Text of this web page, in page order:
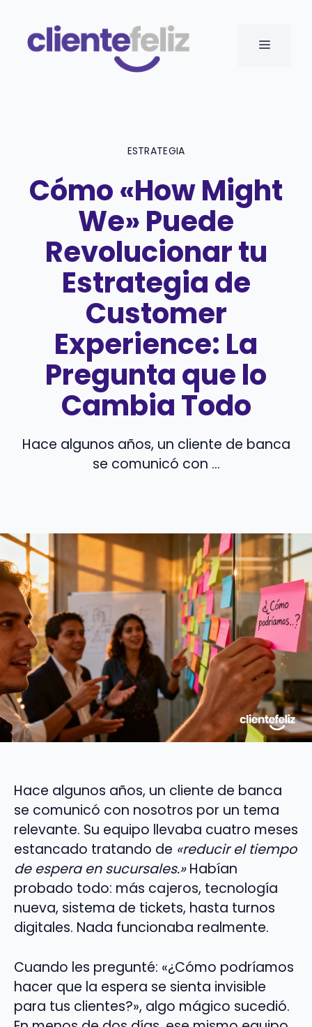
contenido
MENÚ
ESTRATEGIA
Cómo «How Might
We» Puede
Revolucionar tu
Estrategia de
Customer
Experience: La
Pregunta que lo
Cambia Todo
Hace algunos años, un cliente de banca
se comunicó con ...
Hace algunos años, un cliente de banca
se comunicó con nosotros por un tema
relevante. Su equipo llevaba cuatro meses
estancado tratando de «reducir el tiempo
de espera en sucursales.»Habían
probado todo: más cajeros, tecnología
nueva, sistema de tickets, hasta turnos
digitales. Nada funcionaba realmente.
Cuando les pregunté: «¿Cómo podríamos
hacer que la espera se sienta invisible
para tus clientes?», algo mágico sucedió.